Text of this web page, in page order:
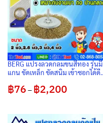
BERG แปรงลวดกลมขนสีทอง รุ่นมี
แกน ขัดเหล็ก ขัดสนิม เข้าซอกได้ดี
฿76 – ฿2,200Price
range: